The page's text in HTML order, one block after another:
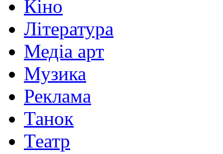
Кіно
Література
Медіа арт
Музика
Реклама
Танок
Театр